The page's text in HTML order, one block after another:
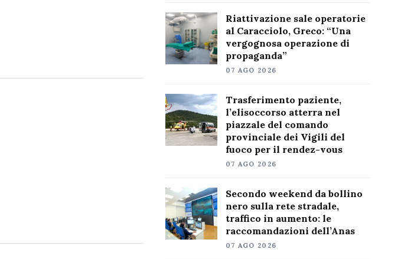
Riattivazione sale operatorie
al Caracciolo, Greco: “Una
vergognosa operazione di
propaganda”
07 AGO 2026
Trasferimento paziente,
l’elisoccorso atterra nel
piazzale del comando
provinciale dei Vigili del
fuoco per il rendez-vous
07 AGO 2026
Secondo weekend da bollino
nero sulla rete stradale,
traffico in aumento: le
raccomandazioni dell’Anas
07 AGO 2026